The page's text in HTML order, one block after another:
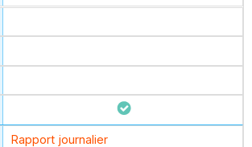
Rapport journalier